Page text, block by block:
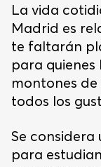
La vida
Madrid es
te faltarán
para quienes
montones
todos los
Se considera
para